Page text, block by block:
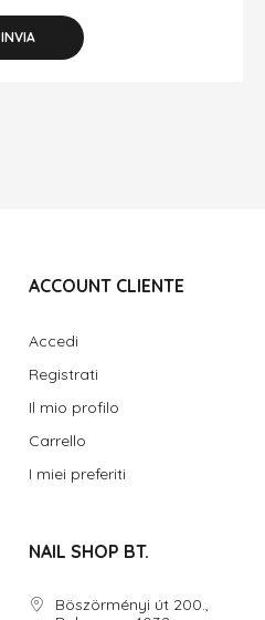
INVIA
ACCOUNT CLIENTE
Accedi
Registrati
Il mio profilo
Carrello
I miei preferiti
NAIL SHOP BT.
Böszörményi út 200.,